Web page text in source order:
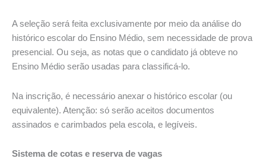
A seleção será feita exclusivamente por meio da análise do
histórico escolar do Ensino Médio, sem necessidade de prova
presencial. Ou seja, as notas que o candidato já obteve no
Ensino Médio serão usadas para classificá-lo.
Na inscrição, é necessário anexar o histórico escolar (ou
equivalente). Atenção: só serão aceitos documentos
assinados e carimbados pela escola, e legíveis.
Sistema de cotas e reserva de vagas